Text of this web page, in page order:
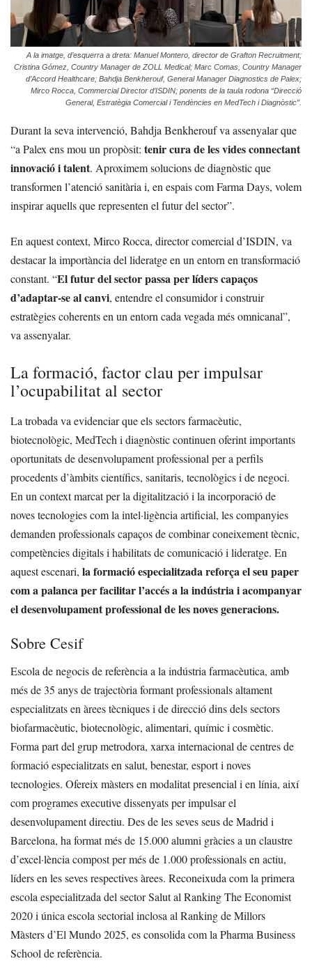
A la imatge, d’esquerra a dreta: Manuel Montero, director de Grafton Recruitment;
Cristina Gómez, Country Manager de ZOLL Medical; Marc Comas, Country Manager
d’Accord Healthcare; Bahdja Benkherouf, General Manager Diagnostics de Palex;
Mirco Rocca, Commercial Director d’ISDIN; ponents de la taula rodona “Direcció
General, Estratègia Comercial i Tendències en MedTech i Diagnòstic”.
Durant la seva intervenció, Bahdja Benkherouf va assenyalar que
“a Palex ens mou un propòsit: tenir cura de les vides connectant
innovació i talent. Aproximem solucions de diagnòstic que
transformen l’atenció sanitària i, en espais com Farma Days, volem
inspirar aquells que representen el futur del sector”.
En aquest context, Mirco Rocca, director comercial d’ISDIN, va
destacar la importància del lideratge en un entorn en transformació
constant. “El futur del sector passa per líders capaços
d’adaptar-se al canvi, entendre el consumidor i construir
estratègies coherents en un entorn cada vegada més omnicanal”,
va assenyalar.
La formació, factor clau per impulsar
l’ocupabilitat al sector
La trobada va evidenciar que els sectors farmacèutic,
biotecnològic, MedTech i diagnòstic continuen oferint importants
oportunitats de desenvolupament professional per a perfils
procedents d’àmbits científics, sanitaris, tecnològics i de negoci.
En un context marcat per la digitalització i la incorporació de
noves tecnologies com la intel·ligència artificial, les companyies
demanden professionals capaços de combinar coneixement tècnic,
competències digitals i habilitats de comunicació i lideratge. En
aquest escenari, la formació especialitzada reforça el seu paper
com a palanca per facilitar l’accés a la indústria i acompanyar
el desenvolupament professional de les noves generacions.
Sobre Cesif
Escola de negocis de referència a la indústria farmacèutica, amb
més de 35 anys de trajectòria formant professionals altament
especialitzats en àrees tècniques i de direcció dins dels sectors
biofarmacèutic, biotecnològic, alimentari, químic i cosmètic.
Forma part del grup metrodora, xarxa internacional de centres de
formació especialitzats en salut, benestar, esport i noves
tecnologies. Ofereix màsters en modalitat presencial i en línia, així
com programes executive dissenyats per impulsar el
desenvolupament directiu. Des de les seves seus de Madrid i
Barcelona, ha format més de 15.000 alumni gràcies a un claustre
d’excel·lència compost per més de 1.000 professionals en actiu,
líders en les seves respectives àrees. Reconeixuda com la primera
escola especialitzada del sector Salut al Ranking The Economist
2020 i única escola sectorial inclosa al Ranking de Millors
Màsters d’El Mundo 2025, es consolida com la Pharma Business
School de referència.